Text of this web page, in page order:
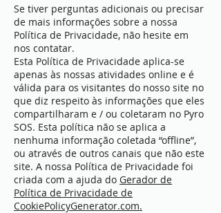
Se tiver perguntas adicionais ou precisar
de mais informações sobre a nossa
Política de Privacidade, não hesite em
nos contatar.
Esta Política de Privacidade aplica-se
apenas às nossas atividades online e é
válida para os visitantes do nosso site no
que diz respeito às informações que eles
compartilharam e / ou coletaram no Pyro
SOS. Esta política não se aplica a
nenhuma informação coletada “offline”,
ou através de outros canais que não este
site. A nossa Política de Privacidade foi
criada com a ajuda do Gerador de
Política de Privacidade de
CookiePolicyGenerator.com.